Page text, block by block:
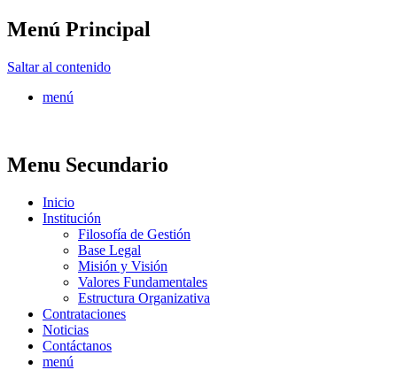
Menú Principal
Saltar al contenido
menú
Menu Secundario
Inicio
Institución
Filosofía de Gestión
Base Legal
Misión y Visión
Valores Fundamentales
Estructura Organizativa
Contrataciones
Noticias
Contáctanos
menú